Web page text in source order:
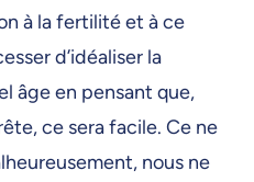
à la fertilité et à ce
d’idéaliser la
âge en pensant que,
ce sera facile. Ce ne
nous ne